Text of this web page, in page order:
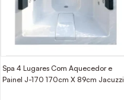
Spa 4 Lugares Com Aquecedor e
Painel J-170 170cm X 89cm Jacuzzi